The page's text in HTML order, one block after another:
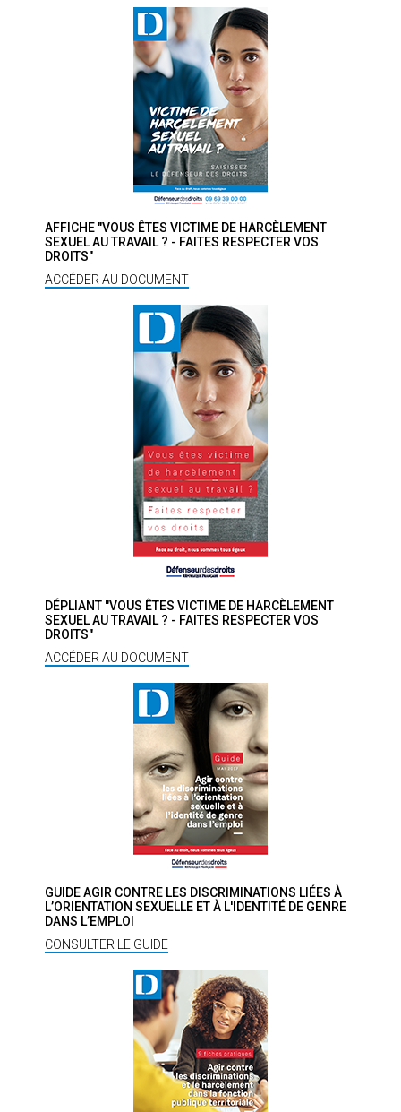
AFFICHE "VOUS ÊTES VICTIME DE HARCÈLEMENT
SEXUEL AU TRAVAIL ? - FAITES RESPECTER VOS
DROITS"
ACCÉDER AU DOCUMENT
DÉPLIANT "VOUS ÊTES VICTIME DE HARCÈLEMENT
SEXUEL AU TRAVAIL ? - FAITES RESPECTER VOS
DROITS"
ACCÉDER AU DOCUMENT
GUIDE AGIR CONTRE LES DISCRIMINATIONS LIÉES À
L’ORIENTATION SEXUELLE ET À L'IDENTITÉ DE GENRE
DANS L’EMPLOI
CONSULTER LE GUIDE